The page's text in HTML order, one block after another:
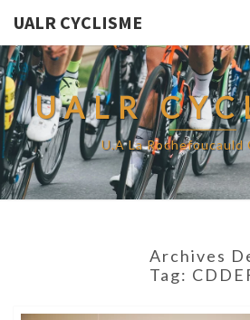
UALR CYCLISME
UALR
U.A La Rochefoucauld
Archives
Tag: